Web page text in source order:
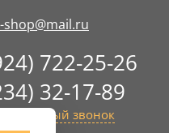
722-25-26
32-17-89
обратный звонок